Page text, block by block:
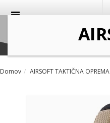
Domov AIRSOFT TAKTIČNA OPREMA